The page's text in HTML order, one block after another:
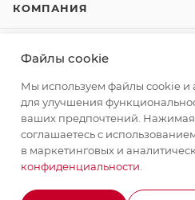
КОМПАНИЯ
КОНТАКТЫ
+7 (495) 580-58-52
Файлы cookie
Мы используем файлы cookie и
для улучшения
ваших предпочтений. Нажимая
соглашаетесь с
в маркетинговых и
конфиденциальности